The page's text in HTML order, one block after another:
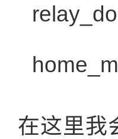
在这里我